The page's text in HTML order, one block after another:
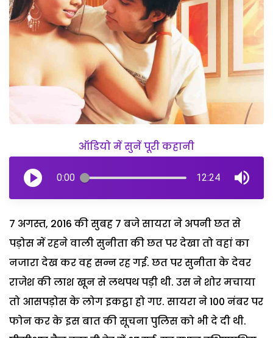
ऑडियो में सुनें पूरी कहानी
0:00 12:24
7 अगस्त, 2016 की सुबह 7 बजे सायरा ने अपनी छत से
पड़ोस में रहने वाली सुनीता की छत पर देखा तो वहां का
नजारा देख कर वह सन्न रह गई. छत पर सुनीता के देवर
राजेश की लाश खून से लथपथ पड़ी थी. उस ने शोर मचाया
तो आसपड़ोस के लोग इकट्ठा हो गए. सायरा ने 100 नंबर पर
फोन कर के इस बात की सूचना पुलिस को भी दे दी थी.